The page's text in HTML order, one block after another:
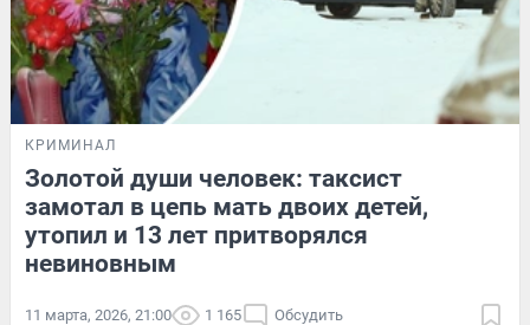
КРИМИНАЛ
Золотой души человек: таксист
замотал в цепь мать двоих детей,
утопил и 13 лет притворялся
невиновным
11 марта, 2026, 21:00 1 165 Обсудить